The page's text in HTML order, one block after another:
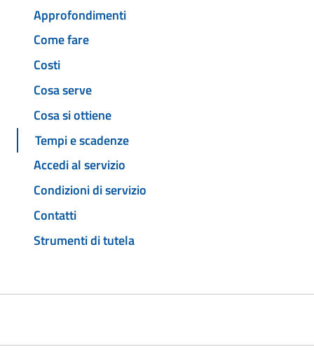
Approfondimenti
Come fare
Costi
Cosa serve
Cosa si ottiene
Tempi e scadenze
Accedi al servizio
Condizioni di servizio
Contatti
Strumenti di tutela